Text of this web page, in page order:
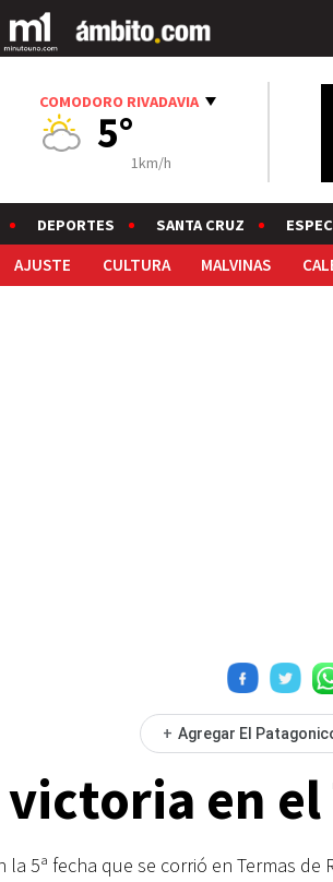
COMODORO RIVADAVIA
5°
1km/h
DEPORTES SANTA CRUZ
AJUSTE CULTURA MALVINAS
+ Agregar El
en el
5ª fecha que se corrió en Termas de